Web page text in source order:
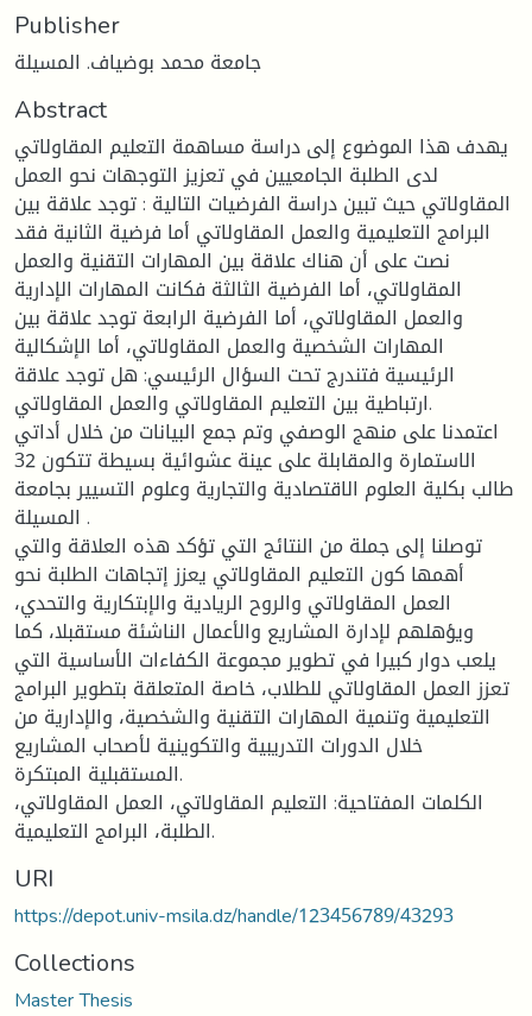
Publisher
جامعة محمد بوضياف. المسيلة
Abstract
يهدف هذا الموضوع إلى دراسة مساهمة التعليم المقاولاتي
لدى الطلبة الجامعيين في تعزيز التوجهات نحو العمل
المقاولاتي حيث تبين دراسة الفرضيات التالية : توجد علاقة بين
البرامج التعليمية والعمل المقاولاتي أما فرضية الثانية فقد
نصت على أن هناك علاقة بين المهارات التقنية والعمل
المقاولاتي، أما الفرضية الثالثة فكانت المهارات الإدارية
والعمل المقاولاتي، أما الفرضية الرابعة توجد علاقة بين
المهارات الشخصية والعمل المقاولاتي، أما الإشكالية
الرئيسية فتندرج تحت السؤال الرئيسي: هل توجد علاقة
ارتباطية بين التعليم المقاولاتي والعمل المقاولاتي.
اعتمدنا على منهج الوصفي وتم جمع البيانات من خلال أداتي
الاستمارة والمقابلة على عينة عشوائية بسيطة تتكون 32
طالب بكلية العلوم الاقتصادية والتجارية وعلوم التسيير بجامعة
المسيلة .
توصلنا إلى جملة من النتائج التي تؤكد هذه العلاقة والتي
أهمها كون التعليم المقاولاتي يعزز إتجاهات الطلبة نحو
العمل المقاولاتي والروح الريادية والإبتكارية والتحدي،
ويؤهلهم لإدارة المشاريع والأعمال الناشئة مستقبلا، كما
يلعب دوار كبيرا في تطوير مجموعة الكفاءات الأساسية التي
تعزز العمل المقاولاتي للطلاب، خاصة المتعلقة بتطوير البرامج
التعليمية وتنمية المهارات التقنية والشخصية، والإدارية من
خلال الدورات التدريبية والتكوينية لأصحاب المشاريع
المستقبلية المبتكرة.
الكلمات المفتاحية: التعليم المقاولاتي، العمل المقاولاتي،
الطلبة، البرامج التعليمية.
URI
https://depot.univ-msila.dz/handle/123456789/43293
Collections
Master Thesis